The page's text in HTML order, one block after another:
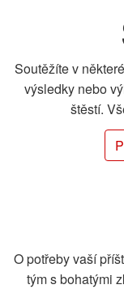
Soutěžíte v
výsledky nebo
štěstí.
O potřeby vaší
tým s bohatými